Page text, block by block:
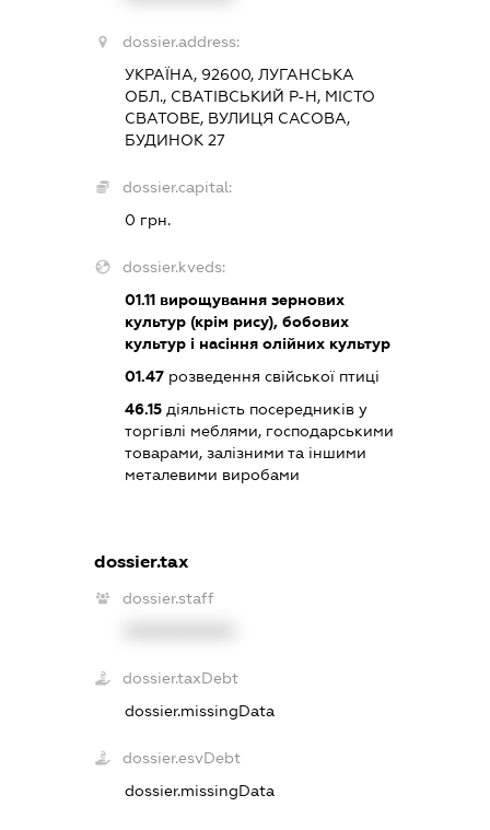
dossier.address:
УКРАЇНА, 92600, ЛУГАНСЬКА
ОБЛ., СВАТІВСЬКИЙ Р-Н, МІСТО
СВАТОВЕ, ВУЛИЦЯ САСОВА,
БУДИНОК 27
dossier.capital:
0 грн.
dossier.kveds:
01.11 вирощування зернових
культур (крім рису), бобових
культур і насіння олійних культур
01.47 розведення свійської птиці
46.15 діяльність посередників у
торгівлі меблями, господарськими
товарами, залізними та іншими
металевими виробами
dossier.tax
dossier.staff
dossier.taxDebt
dossier.missingData
dossier.esvDebt
dossier.missingData